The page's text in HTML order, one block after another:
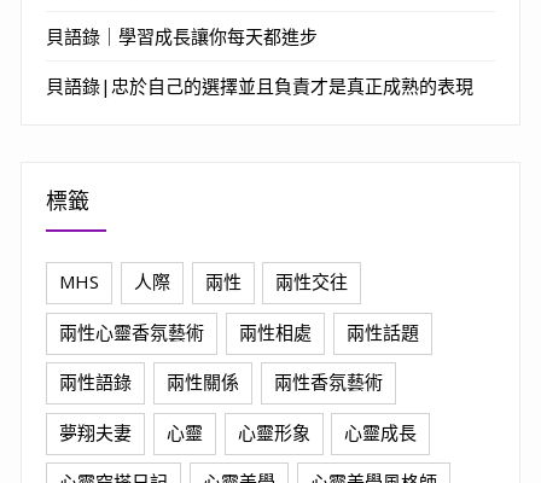
貝語錄｜學習成長讓你每天都進步
貝語錄|忠於自己的選擇並且負責才是真正成熟的表現
標籤
MHS 人際 兩性 兩性交往
兩性心靈香氛藝術 兩性相處 兩性話題
兩性語錄 兩性關係 兩性香氛藝術
夢翔夫妻 心靈 心靈形象 心靈成長